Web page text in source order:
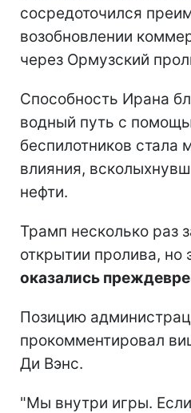
сосредоточился
возобновлении
через Ормузский
Способность Ирана
водный путь с
беспилотников
влияния,
нефти.
Трамп несколько раз
открытии пролива, но
оказались
Позицию
прокомментировал
Ди Вэнс.
"Мы внутри игры. Если